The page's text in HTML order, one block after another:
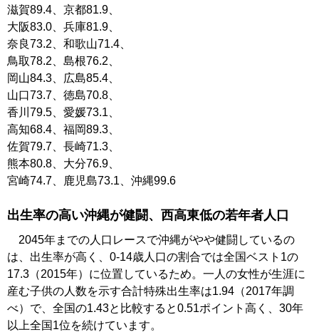
滋賀89.4、京都81.9、
大阪83.0、兵庫81.9、
奈良73.2、和歌山71.4、
鳥取78.2、島根76.2、
岡山84.3、広島85.4、
山口73.7、徳島70.8、
香川79.5、愛媛73.1、
高知68.4、福岡89.3、
佐賀79.7、長崎71.3、
熊本80.8、大分76.9、
宮崎74.7、鹿児島73.1、沖縄99.6
出生率の高い沖縄が健闘、西高東低の若年者人口
2045年までの人口レースで沖縄がやや健闘しているの
は、出生率が高く、0-14歳人口の割合では全国ベスト1の
17.3（2015年）に位置しているため。一人の女性が生涯に
産む子供の人数を示す合計特殊出生率は1.94（2017年調
べ）で、全国の1.43と比較すると0.51ポイント高く、30年
以上全国1位を続けています。